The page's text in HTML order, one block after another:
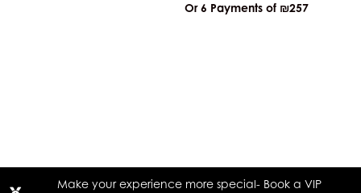
Or 6 Payments of ₪257
Make your experience more special- Book a VIP